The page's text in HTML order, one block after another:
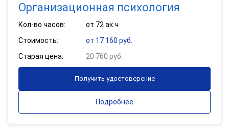
Организационная психология
Кол-во часов:
от 72 ак.ч
Стоимость:
от 17 160 руб.
Старая цена:
20 760 руб.
Получить удостоверение
Подробнее